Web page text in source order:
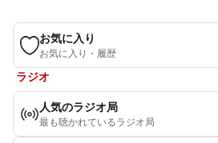
お気に入り
お気に入り・履歴
ラジオ
人気のラジオ局
最も聴かれているラジオ局